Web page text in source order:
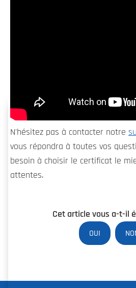
N'hésitez pas à contacter notre
vous répondra à toutes vos
besoin à choisir le certificat le
attentes.
Cet article vous a-t-il
OUI